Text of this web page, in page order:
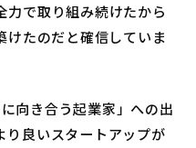
力で取り組み続けたから
けたのだと確信していま
向き合う起業家」への出
り良いスタートアップが